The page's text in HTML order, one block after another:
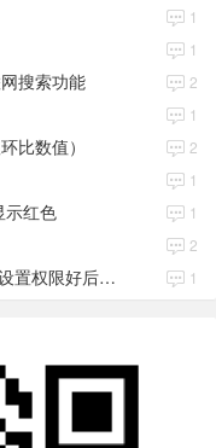
1
1
搜索功能 2
1
比数值） 2
1
示红色 1
2
创建用户后，分配对应角色，通过对角色设置权限好后，登录当前用户后。查看不到当前已分配对应角色权限数据 1